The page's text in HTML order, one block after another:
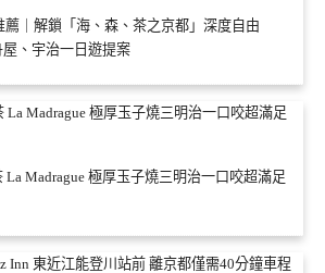
薦｜解鎖「海、森、茶之京都」深度自由
、宇治一日遊提案
La Madrague 極厚玉子燒三明治一口咬超滿足